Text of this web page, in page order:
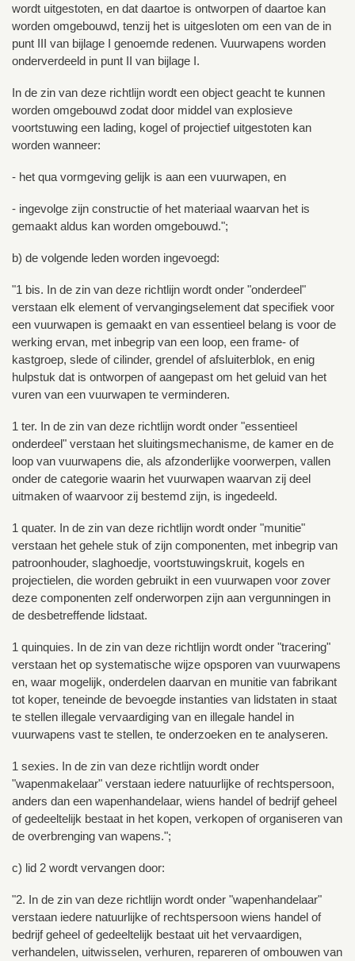
wordt uitgestoten, en dat daartoe is ontworpen of daartoe kan
worden omgebouwd, tenzij het is uitgesloten om een van de in
punt III van bijlage I genoemde redenen. Vuurwapens worden
onderverdeeld in punt II van bijlage I.
In de zin van deze richtlijn wordt een object geacht te kunnen
worden omgebouwd zodat door middel van explosieve
voortstuwing een lading, kogel of projectief uitgestoten kan
worden wanneer:
- het qua vormgeving gelijk is aan een vuurwapen, en
- ingevolge zijn constructie of het materiaal waarvan het is
gemaakt aldus kan worden omgebouwd.";
b) de volgende leden worden ingevoegd:
"1 bis. In de zin van deze richtlijn wordt onder "onderdeel"
verstaan elk element of vervangingselement dat specifiek voor
een vuurwapen is gemaakt en van essentieel belang is voor de
werking ervan, met inbegrip van een loop, een frame- of
kastgroep, slede of cilinder, grendel of afsluiterblok, en enig
hulpstuk dat is ontworpen of aangepast om het geluid van het
vuren van een vuurwapen te verminderen.
1 ter. In de zin van deze richtlijn wordt onder "essentieel
onderdeel" verstaan het sluitingsmechanisme, de kamer en de
loop van vuurwapens die, als afzonderlijke voorwerpen, vallen
onder de categorie waarin het vuurwapen waarvan zij deel
uitmaken of waarvoor zij bestemd zijn, is ingedeeld.
1 quater. In de zin van deze richtlijn wordt onder "munitie"
verstaan het gehele stuk of zijn componenten, met inbegrip van
patroonhouder, slaghoedje, voortstuwingskruit, kogels en
projectielen, die worden gebruikt in een vuurwapen voor zover
deze componenten zelf onderworpen zijn aan vergunningen in
de desbetreffende lidstaat.
1 quinquies. In de zin van deze richtlijn wordt onder "tracering"
verstaan het op systematische wijze opsporen van vuurwapens
en, waar mogelijk, onderdelen daarvan en munitie van fabrikant
tot koper, teneinde de bevoegde instanties van lidstaten in staat
te stellen illegale vervaardiging van en illegale handel in
vuurwapens vast te stellen, te onderzoeken en te analyseren.
1 sexies. In de zin van deze richtlijn wordt onder
"wapenmakelaar" verstaan iedere natuurlijke of rechtspersoon,
anders dan een wapenhandelaar, wiens handel of bedrijf geheel
of gedeeltelijk bestaat in het kopen, verkopen of organiseren van
de overbrenging van wapens.";
c) lid 2 wordt vervangen door:
"2. In de zin van deze richtlijn wordt onder "wapenhandelaar"
verstaan iedere natuurlijke of rechtspersoon wiens handel of
bedrijf geheel of gedeeltelijk bestaat uit het vervaardigen,
verhandelen, uitwisselen, verhuren, repareren of ombouwen van